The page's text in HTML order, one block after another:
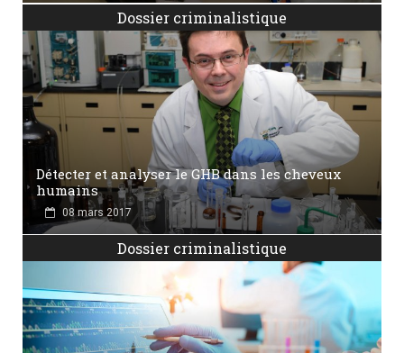
Dossier criminalistique
Détecter et analyser le GHB dans les cheveux
humains
08 mars 2017
Dossier criminalistique